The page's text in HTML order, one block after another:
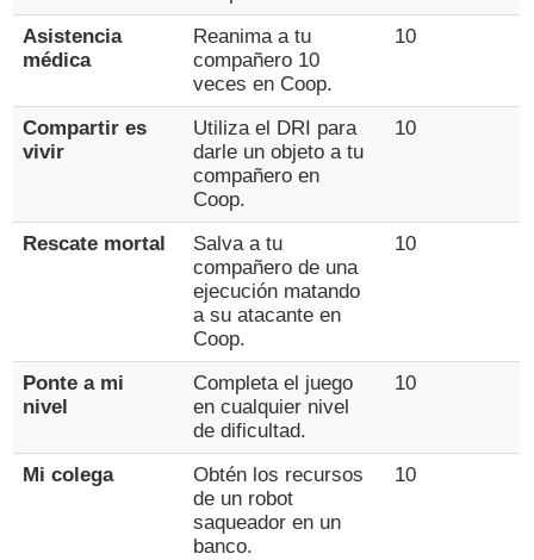
Asistencia
médica
Reanima a tu
compañero 10
veces en Coop.
10
Compartir es
vivir
Utiliza el DRI para
darle un objeto a tu
compañero en
Coop.
10
Rescate mortal
Salva a tu
compañero de una
ejecución matando
a su atacante en
Coop.
10
Ponte a mi
nivel
Completa el juego
en cualquier nivel
de dificultad.
10
Mi colega
Obtén los recursos
de un robot
saqueador en un
banco.
10